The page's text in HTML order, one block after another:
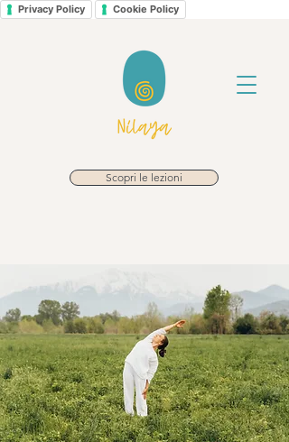
Privacy Policy Cookie Policy
Scopri le lezioni